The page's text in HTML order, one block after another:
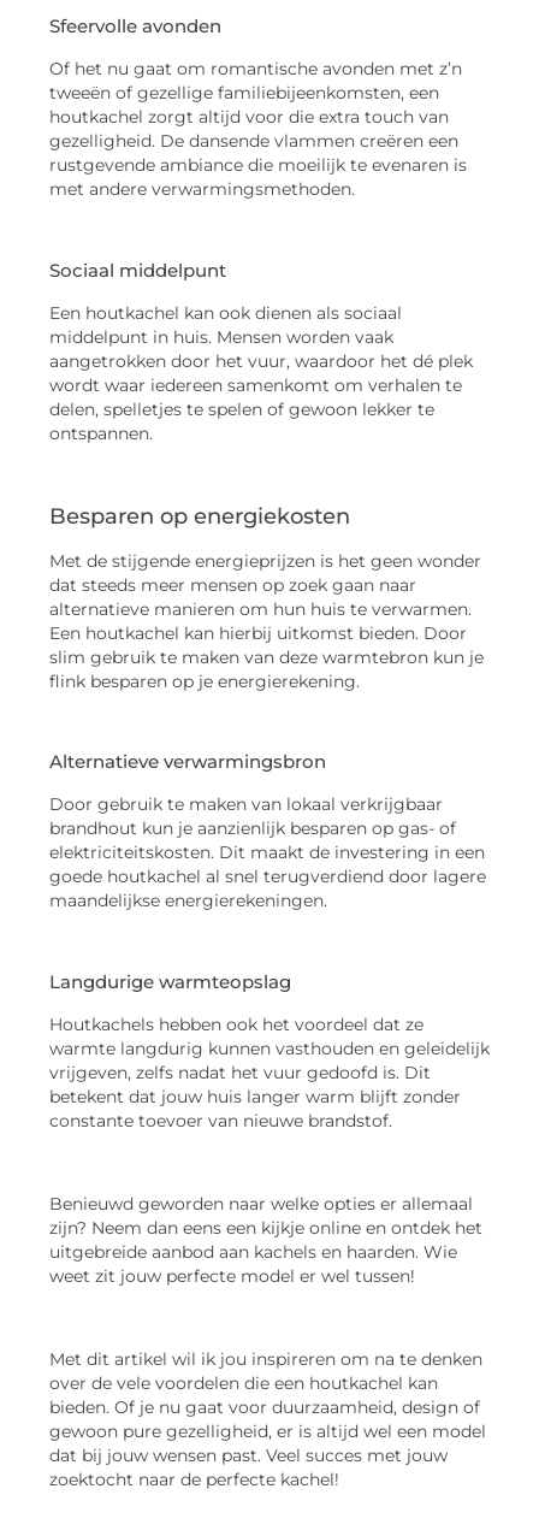
Sfeervolle avonden
Of het nu gaat om romantische avonden met z’n
tweeën of gezellige familiebijeenkomsten, een
houtkachel zorgt altijd voor die extra touch van
gezelligheid. De dansende vlammen creëren een
rustgevende ambiance die moeilijk te evenaren is
met andere verwarmingsmethoden.
Sociaal middelpunt
Een houtkachel kan ook dienen als sociaal
middelpunt in huis. Mensen worden vaak
aangetrokken door het vuur, waardoor het dé plek
wordt waar iedereen samenkomt om verhalen te
delen, spelletjes te spelen of gewoon lekker te
ontspannen.
Besparen op energiekosten
Met de stijgende energieprijzen is het geen wonder
dat steeds meer mensen op zoek gaan naar
alternatieve manieren om hun huis te verwarmen.
Een houtkachel kan hierbij uitkomst bieden. Door
slim gebruik te maken van deze warmtebron kun je
flink besparen op je energierekening.
Alternatieve verwarmingsbron
Door gebruik te maken van lokaal verkrijgbaar
brandhout kun je aanzienlijk besparen op gas- of
elektriciteitskosten. Dit maakt de investering in een
goede houtkachel al snel terugverdiend door lagere
maandelijkse energierekeningen.
Langdurige warmteopslag
Houtkachels hebben ook het voordeel dat ze
warmte langdurig kunnen vasthouden en geleidelijk
vrijgeven, zelfs nadat het vuur gedoofd is. Dit
betekent dat jouw huis langer warm blijft zonder
constante toevoer van nieuwe brandstof.
Benieuwd geworden naar welke opties er allemaal
zijn? Neem dan eens een kijkje online en ontdek het
uitgebreide aanbod aan kachels en haarden. Wie
weet zit jouw perfecte model er wel tussen!
Met dit artikel wil ik jou inspireren om na te denken
over de vele voordelen die een houtkachel kan
bieden. Of je nu gaat voor duurzaamheid, design of
gewoon pure gezelligheid, er is altijd wel een model
dat bij jouw wensen past. Veel succes met jouw
zoektocht naar de perfecte kachel!